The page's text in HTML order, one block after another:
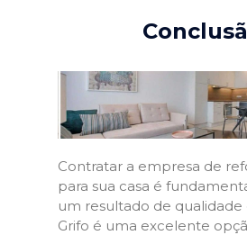
Contratar a empresa de
para sua casa é
um resultado de qualidade
Grifo é uma excelente